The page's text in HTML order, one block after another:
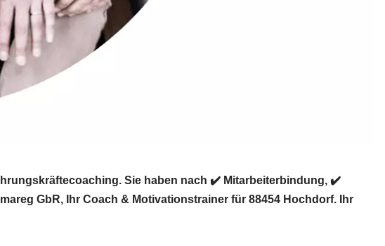
Sie haben nach ✔️ Mitarbeiterbindung, ✔️
GbR, Ihr Coach & Motivationstrainer für 88454 Hochdorf. Ihr